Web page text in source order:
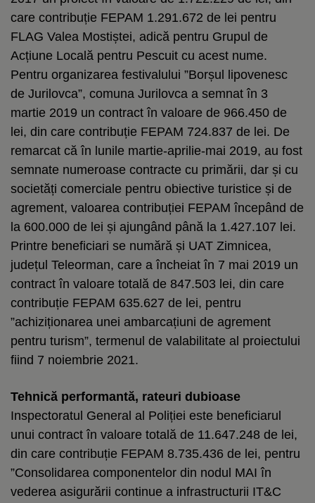
care contribuție FEPAM 1.291.672 de lei pentru
FLAG Valea Mostiștei, adică pentru Grupul de
Acțiune Locală pentru Pescuit cu acest nume.
Pentru organizarea festivalului ”Borșul lipovenesc
de Jurilovca”, comuna Jurilovca a semnat în 3
martie 2019 un contract în valoare de 966.450 de
lei, din care contribuție FEPAM 724.837 de lei. De
remarcat că în lunile martie-aprilie-mai 2019, au fost
semnate numeroase contracte cu primării, dar și cu
societăți comerciale pentru obiective turistice și de
agrement, valoarea contribuției FEPAM începând de
la 600.000 de lei și ajungând până la 1.427.107 lei.
Printre beneficiari se numără și UAT Zimnicea,
județul Teleorman, care a încheiat în 7 mai 2019 un
contract în valoare totală de 847.503 lei, din care
contribuție FEPAM 635.627 de lei, pentru
”achiziționarea unei ambarcațiuni de agrement
pentru turism”, termenul de valabilitate al proiectului
fiind 7 noiembrie 2021.
Tehnică performantă, rateuri dubioase
Inspectoratul General al Poliției este beneficiarul
unui contract în valoare totală de 11.647.248 de lei,
din care contribuție FEPAM 8.735.436 de lei, pentru
”Consolidarea componentelor din nodul MAI în
vederea asigurării continue a infrastructurii IT&C